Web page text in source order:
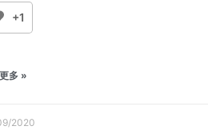
+1
多 »
2020